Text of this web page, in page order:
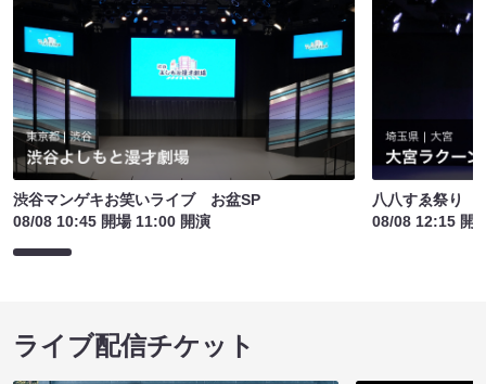
渋谷マンゲキお笑いライブ お盆SP
08/08 10:45 開場 11:00 開演
八八すゑ祭り
08/08 12:15 開
ライブ配信チケット